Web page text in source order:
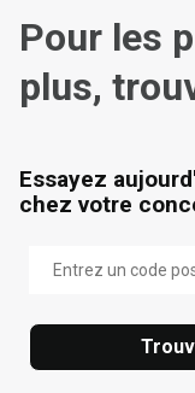
Pour les
plus,
Essayez
chez votre